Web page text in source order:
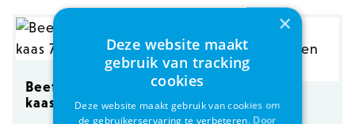
Beef Stick Quadros
kaas 70g
PREMIO Freeze
×
Deze website maakt
gebruik van tracking
cookies
Deze website maakt gebruik van cookies om
de gebruikerservaring te verbeteren. Door